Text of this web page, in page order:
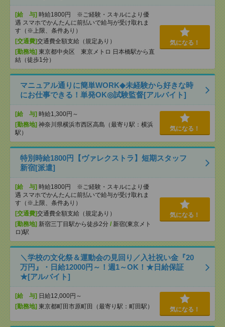
[給 与] 時給1800円 ※ご経験・スキルにより優
遇 スマホでかんたんに前払いで給与が受け取れま
す（※上限、条件あり）
[交通費]交通費全額支給（規定あり）
[勤務地] 東京都中央区 東京メトロ 日本橋駅から直
結（徒歩1分）
気になる！
マニュアル通りに簡単WORK◆未経験から好きな時
にお仕事できる！単発OK◎試験監督[アルバイト]
[給 与] 時給1,300円～
[勤務地] 神奈川県横浜市西区高島（最寄り駅：横浜
駅）
気になる！
特別時給1800円【ヴァレクストラ】短期スタッフ
新宿[派遣]
[給 与] 時給1800円 ※ご経験・スキルにより優
遇 スマホでかんたんに前払いで給与が受け取れま
す（※上限、条件あり）
[交通費]交通費全額支給（規定あり）
[勤務地] 新宿三丁目駅から徒歩2分 / 新宿(東京メト
ロ)駅
気になる！
＼学校の文化祭＆運動会の見回り／入社祝い金『20
万円』・日給12000円～！週1～OK！★日給保証
★[アルバイト]
[給 与] 日給12,000円～
[勤務地] 東京都町田市原町田（最寄り駅：町田駅） 気になる！